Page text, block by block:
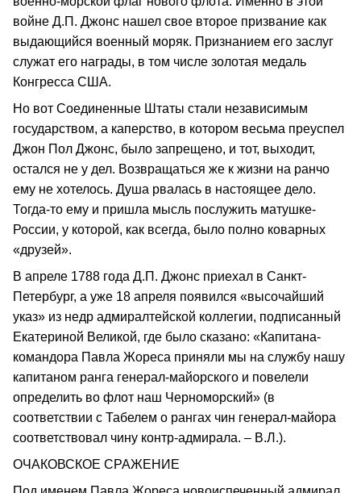
войне Д.П. Джонс нашел свое второе призвание как
выдающийся военный моряк. Признанием его заслуг
служат его награды, в том числе золотая медаль
Конгресса США.
Но вот Соединенные Штаты стали независимым
государством, а каперство, в котором весьма преуспел
Джон Пол Джонс, было запрещено, и тот, выходит,
остался не у дел. Возвращаться же к жизни на ранчо
ему не хотелось. Душа рвалась в настоящее дело.
Тогда-то ему и пришла мысль послужить матушке-
России, у которой, как всегда, было полно коварных
«друзей».
В апреле 1788 года Д.П. Джонс приехал в Санкт-
Петербург, а уже 18 апреля появился «высочайший
указ» из недр адмиралтейской коллегии, подписанный
Екатериной Великой, где было сказано: «Капитана-
командора Павла Жореса приняли мы на службу нашу
капитаном ранга генерал-майорского и повелели
определить во флот наш Черноморский» (в
соответствии с Табелем о рангах чин генерал-майора
соответствовал чину контр-адмирала. – В.Л.).
ОЧАКОВСКОЕ СРАЖЕНИЕ